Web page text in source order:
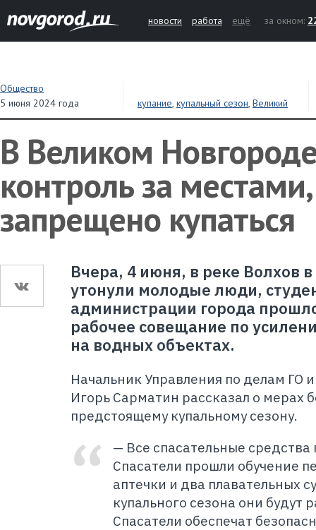
новости работа ещё за окном:
Общество
5 июня 2024 года
купание, купальный сезон, Великий
Новгород,пляж
В Великом
контроль за
запрещено купаться
Вчера, 4 июня, в реке Волхов
утонули молодые люди,
администрации города
рабочее совещание по
на водных объектах.
Начальник Управления по делам ГО
Игорь Сарматин рассказал о мерах
предстоящему купальному сезону.
— Все спасательные средства
Спасатели прошли обучение
аптечки и два плавательных
купального сезона они будут
Спасатели обеспечат